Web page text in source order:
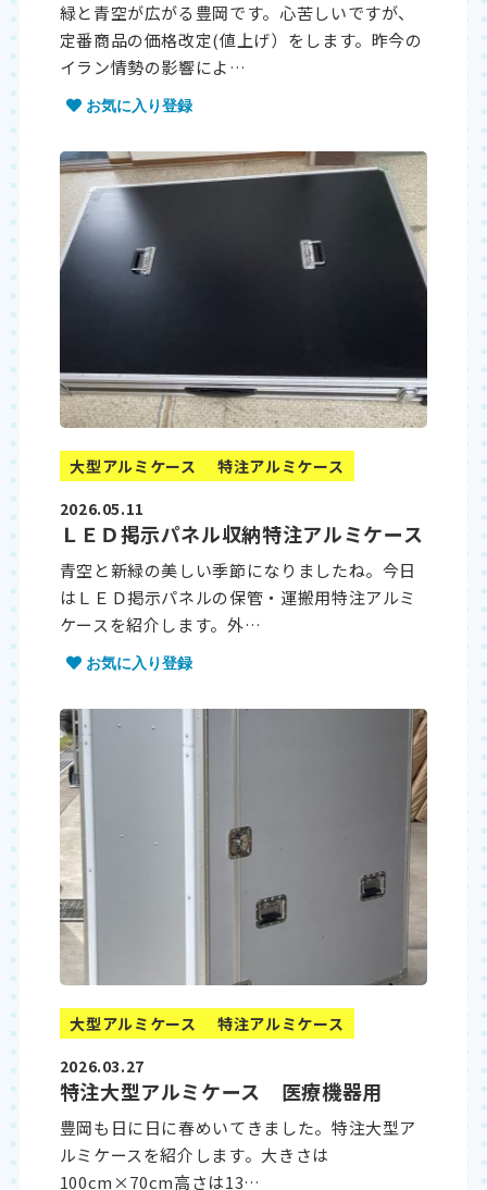
緑と青空が広がる豊岡です。心苦しいですが、
定番商品の価格改定(値上げ）をします。昨今の
イラン情勢の影響によ…
お気に入り登録
大型アルミケース
特注アルミケース
2026.05.11
ＬＥＤ掲示パネル収納特注アルミケース
青空と新緑の美しい季節になりましたね。今日
はＬＥＤ掲示パネルの保管・運搬用特注アルミ
ケースを紹介します。外…
お気に入り登録
大型アルミケース
特注アルミケース
2026.03.27
特注大型アルミケース 医療機器用
豊岡も日に日に春めいてきました。特注大型ア
ルミケースを紹介します。大きさは
100cm×70cm高さは13…